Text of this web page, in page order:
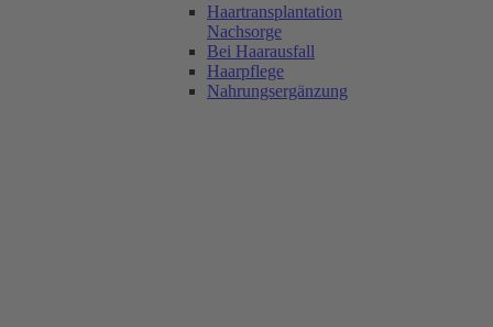
Haartransplantation
Nachsorge
Bei Haarausfall
Haarpflege
Nahrungsergänzung